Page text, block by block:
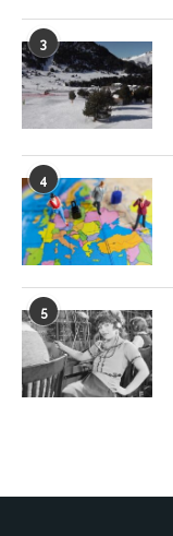
3
4
5